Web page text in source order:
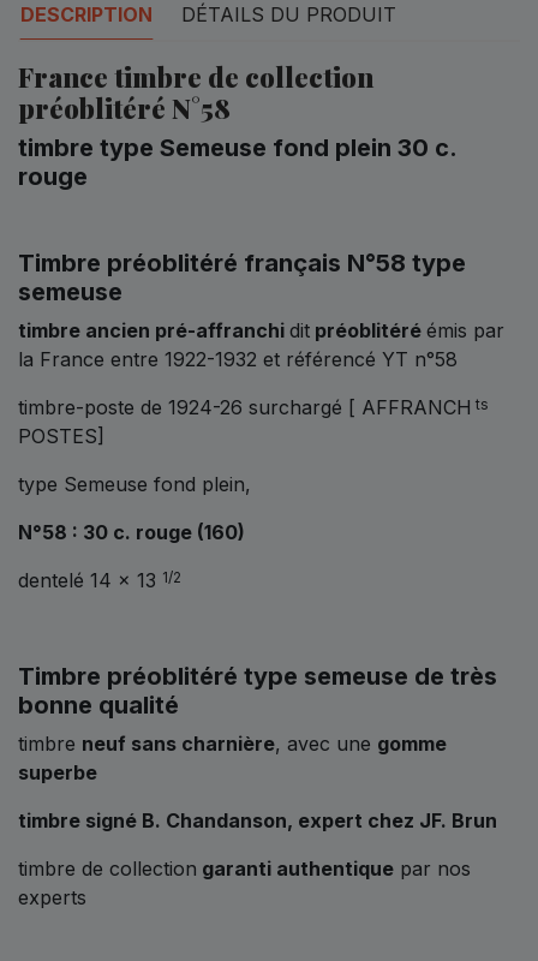
DESCRIPTION DÉTAILS DU PRODUIT
France timbre de collection
préoblitéré N°58
timbre type Semeuse fond plein 30 c.
rouge
Timbre préoblitéré français N°58 type
semeuse
timbre ancien pré-affranchi dit préoblitéré émis par
la France entre 1922-1932 et référencé YT n°58
timbre-poste de 1924-26 surchargé [ AFFRANCH ts
POSTES]
type Semeuse fond plein,
N°58 : 30 c. rouge (160)
dentelé 14 x 13 1/2
Timbre préoblitéré type semeuse de très
bonne qualité
timbre neuf sans charnière, avec une gomme
superbe
timbre signé B. Chandanson, expert chez JF. Brun
timbre de collection garanti authentique par nos
experts